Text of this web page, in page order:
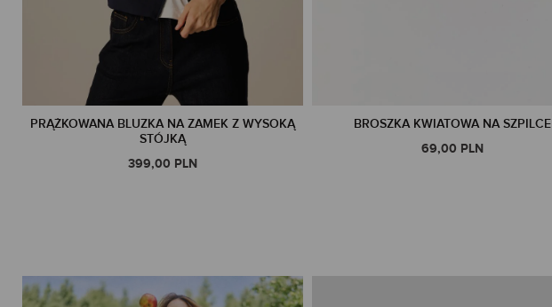
PRĄŻKOWANA BLUZKA NA ZAMEK Z WYSOKĄ
STÓJKĄ
399,00 PLN
BROSZKA KWIATOWA NA SZPILCE
69,00 PLN